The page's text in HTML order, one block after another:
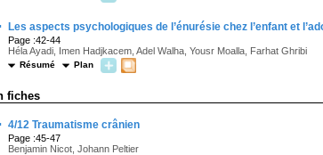
Les aspects psychologiques de l’énurésie chez l’enfant et
Page :42-44
Héla Ayadi, Imen Hadjkacem, Adel Walha, Yousr Moalla, Farhat Ghribi
Résumé Plan
fiches
4/12 Traumatisme crânien
Page :45-47
Benjamin Nicot, Johann Peltier